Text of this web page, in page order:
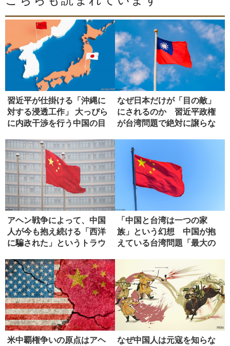
習近平が仕掛ける「沖縄に
対する浸透工作」 大っぴら
に内政干渉を行う中国の目
なぜ日本だけが「目の敵」
にされるのか 習近平政権
が台湾問題で絶対に譲らな
アヘン戦争によって、中国
人が今も抱え続ける「西洋
に騙された」というトラウ
「中国と台湾は一つの家
族」という幻想 中国が抱
えている台湾問題「最大の
米中覇権争いの原点はアヘ
なぜ中国人は元寇を知らな